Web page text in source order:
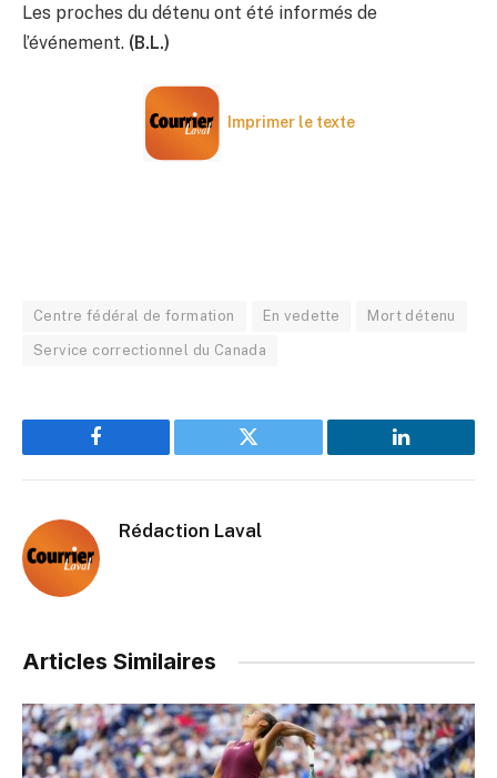
Les proches du détenu ont été informés de
l’événement. (B.L.)
Imprimer le texte
Centre fédéral de formation En vedette Mort détenu
Service correctionnel du Canada
Facebook Twitter LinkedIn
Rédaction Laval
Articles Similaires